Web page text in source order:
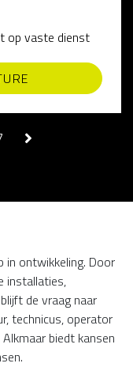
op vaste dienst
in ontwikkeling. Door
installaties,
de vraag naar
technicus, operator
biedt kansen